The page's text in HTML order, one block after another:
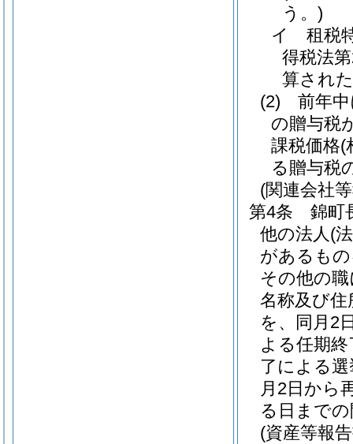
う。)
イ
租税
得税法
算され
(2)
前年
の贈与税
課税価格(
る贈与税
(関連会社
第4条
錦町
他の法人(
があるも
その他の
名称及び住
を、同月2
よる任期
了による
月2日から
る日まで
(資産等報